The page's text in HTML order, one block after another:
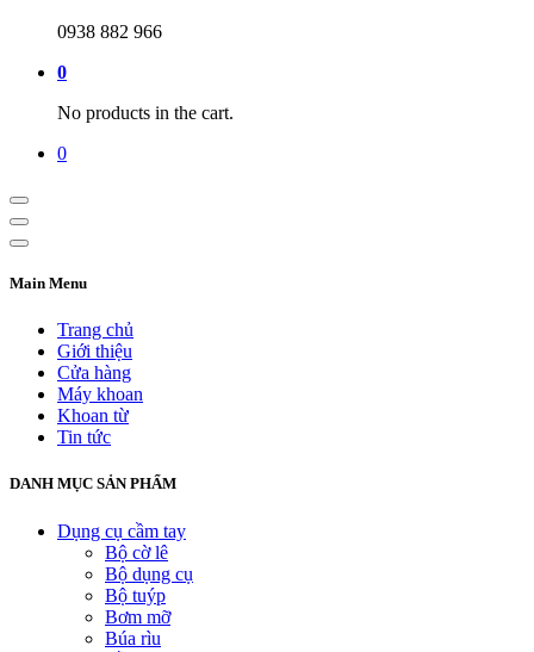
0938 882 966
0
No products in the cart.
0
Main Menu
Trang chủ
Giới thiệu
Cửa hàng
Máy khoan
Khoan từ
Tin tức
DANH MỤC SẢN PHẨM
Dụng cụ cầm tay
Bộ cờ lê
Bộ dụng cụ
Bộ tuýp
Bơm mỡ
Búa rìu